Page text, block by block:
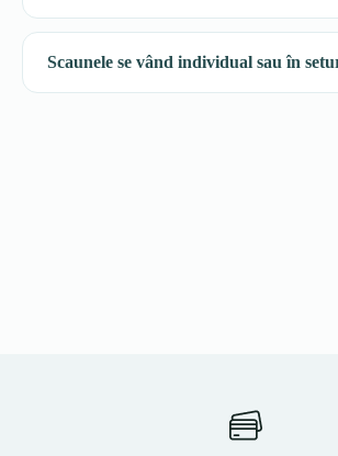
Scaunele se vând individual sau în